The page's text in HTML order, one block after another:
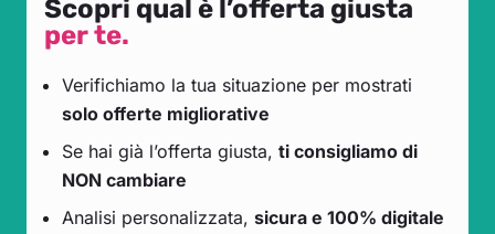
Scopri qual è l’offerta giusta
per te.
Verifichiamo la tua situazione per mostrati
solo offerte migliorative
Se hai già l’offerta giusta, ti consigliamo di
NON cambiare
Analisi personalizzata, sicura e 100% digitale